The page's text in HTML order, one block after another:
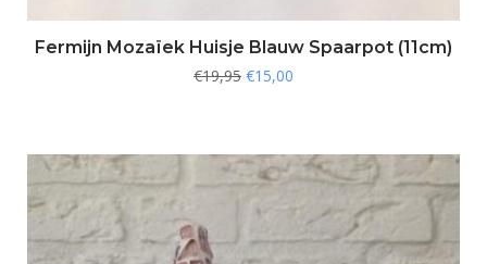
Fermijn Mozaïek Huisje Blauw Spaarpot (11cm)
€19,95 €15,00